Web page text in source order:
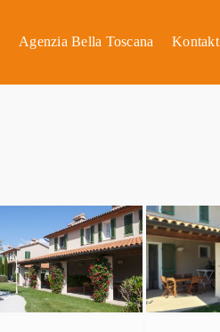
Agenzia Bella Toscana Kontakt